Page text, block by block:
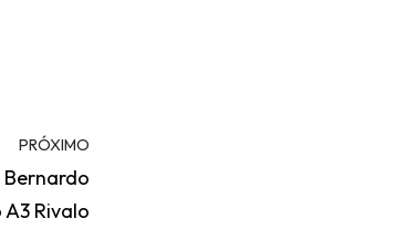
PRÓXIMO
Bernardo
Rivalo